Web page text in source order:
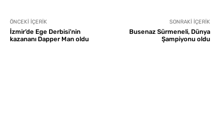
ÖNCEKI İÇERIK
İzmir’de Ege Derbisi’nin
kazananı Dapper Man oldu
SONRAKI İÇERIK
Busenaz Sürmeneli, Dünya
Şampiyonu oldu